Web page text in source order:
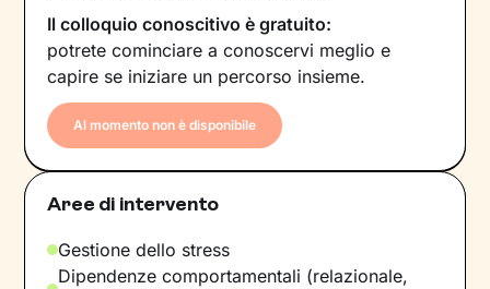
Il colloquio conoscitivo è gratuito:
potrete cominciare a conoscervi meglio e
capire se iniziare un percorso insieme.
Al momento non è disponibile
Aree di intervento
Gestione dello stress
Dipendenze comportamentali (relazionale,